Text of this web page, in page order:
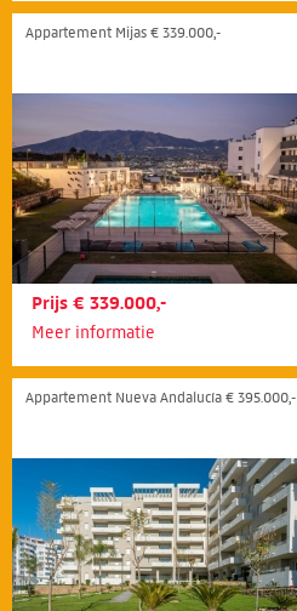
Appartement Mijas € 339.000,-
Prijs € 339.000,-
Meer informatie
Appartement Nueva Andalucía € 395.000,-